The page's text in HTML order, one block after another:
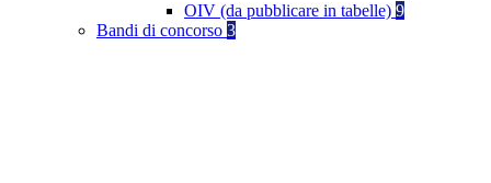
OIV (da pubblicare in tabelle) 9
Bandi di concorso 3